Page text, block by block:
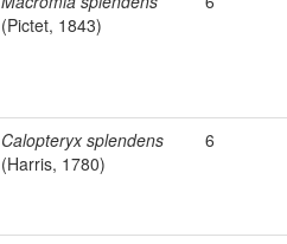
(Pictet, 1843)
Calopteryx splendens
(Harris, 1780)
6